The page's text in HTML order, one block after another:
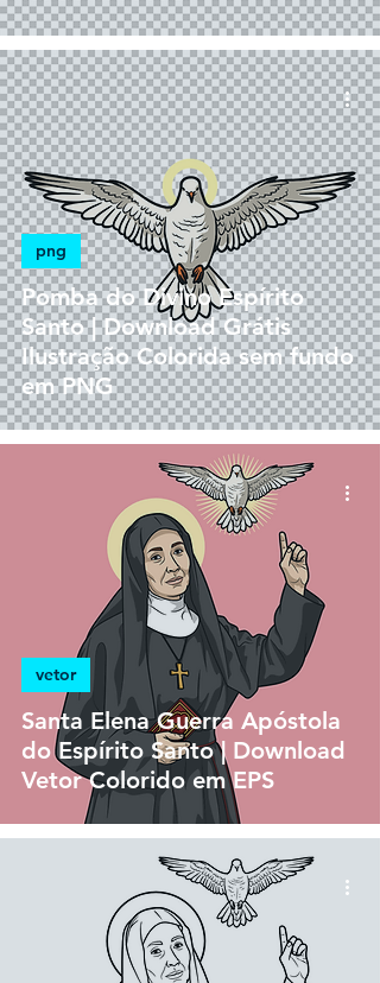
Pomba do Divino Espírito
Santo | Download Grátis
Ilustração Colorida sem fundo
em PNG
png
Santa Elena Guerra Apóstola
do Espírito Santo | Download
Vetor Colorido em EPS
vetor